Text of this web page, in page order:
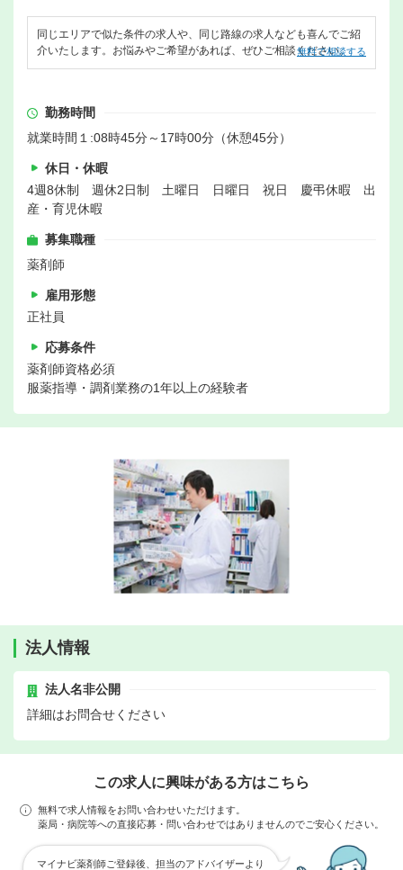
同じエリアで似た条件の求人や、同じ路線の求人なども喜んでご紹
介いたします。お悩みやご希望があれば、ぜひご相談ください。
無料で相談する
勤務時間
就業時間１:08時45分～17時00分（休憩45分）
休日・休暇
4週8休制 週休2日制 土曜日 日曜日 祝日 慶弔休暇 出
産・育児休暇
募集職種
薬剤師
雇用形態
正社員
応募条件
薬剤師資格必須
服薬指導・調剤業務の1年以上の経験者
法人情報
法人名非公開
詳細はお問合せください
この求人に興味がある方はこちら
無料で求人情報をお問い合わせいただけます。
薬局・病院等への直接応募・問い合わせではありませんのでご安心ください。
マイナビ薬剤師ご登録後、担当のアドバイザーより